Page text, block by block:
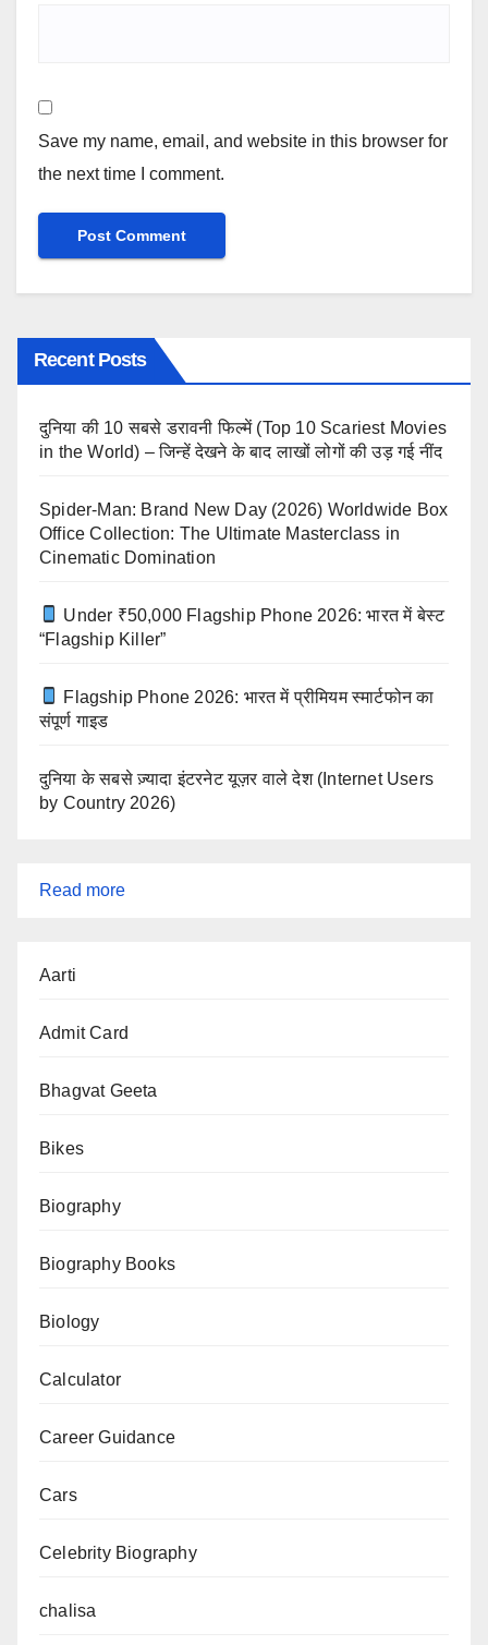
Save my name, email, and website in this browser for
the next time I comment.
Recent Posts
दुनिया की 10 सबसे डरावनी फिल्में (Top 10 Scariest Movies
in the World) – जिन्हें देखने के बाद लाखों लोगों की उड़ गई नींद
Spider-Man: Brand New Day (2026) Worldwide Box
Office Collection: The Ultimate Masterclass in
Cinematic Domination
Under ₹50,000 Flagship Phone 2026: भारत में बेस्ट
“Flagship Killer”
Flagship Phone 2026: भारत में प्रीमियम स्मार्टफोन का
संपूर्ण गाइड
दुनिया के सबसे ज़्यादा इंटरनेट यूज़र वाले देश (Internet Users
by Country 2026)
Read more:
Aarti
Admit Card
Bhagvat Geeta
Bikes
Biography
Biography Books
Biology
Calculator
Career Guidance
Cars
Celebrity Biography
chalisa